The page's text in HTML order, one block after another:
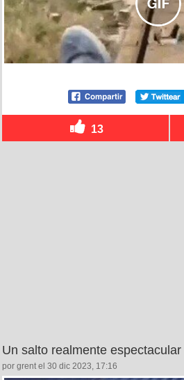
13
Un salto realmente espectacular
por grent el 30 dic 2023, 17:16